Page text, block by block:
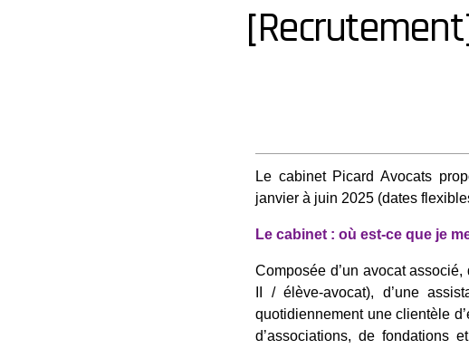
Le cabinet Picard Avocats
janvier à juin 2025 (dates
Le cabinet : où est-ce que je
Composée d’un avocat
II / élève-avocat), d’une
quotidiennement une clientèle
d’associations, de fondations